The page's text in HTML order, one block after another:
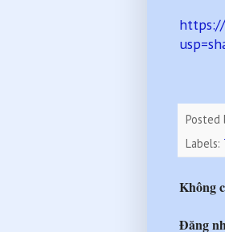
https://
Posted
Labels:
Không
Đăng